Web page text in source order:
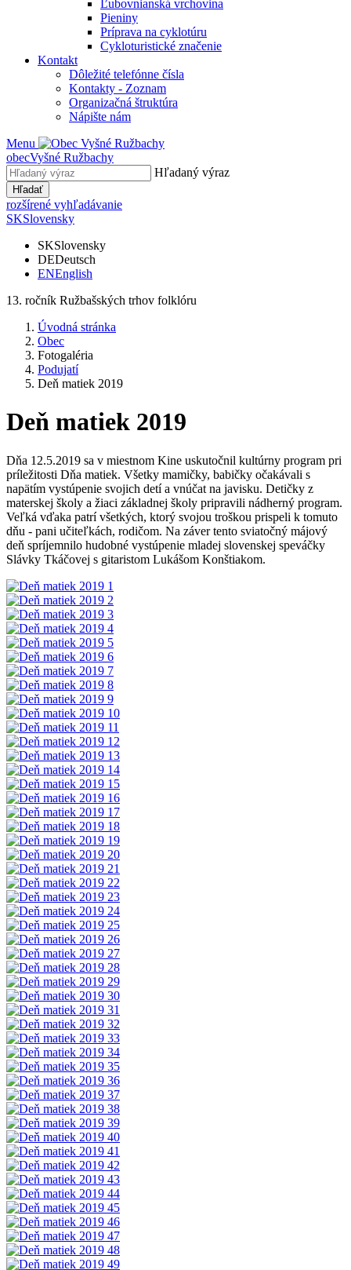
Ľubovnianská vrchovina
Pieniny
Príprava na cyklotúru
Cykloturistické značenie
Kontakt
Dôležité telefónne čísla
Kontakty - Zoznam
Organizačná štruktúra
Nápište nám
Menu
obecVyšné Ružbachy
Hľadaný výraz
Hľadať
rozšírené vyhľadávanie
SKSlovensky
SKSlovensky
DEDeutsch
ENEnglish
13. ročník Ružbašských trhov folklóru
Úvodná stránka
Obec
Fotogaléria
Podujatí
Deň matiek 2019
Deň matiek 2019
Dňa 12.5.2019 sa v miestnom Kine uskutočnil kultúrny program pri
príležitosti Dňa matiek. Všetky mamičky, babičky očakávali s
napätím vystúpenie svojich detí a vnúčat na javisku. Detičky z
materskej školy a žiaci základnej školy pripravili nádherný program.
Veľká vďaka patrí všetkých, ktorý svojou troškou prispeli k tomuto
dňu - pani učiteľkách, rodičom. Na záver tento sviatočný májový
deň spríjemnilo hudobné vystúpenie mladej slovenskej speváčky
Slávky Tkáčovej s gitaristom Lukášom Konštiakom.